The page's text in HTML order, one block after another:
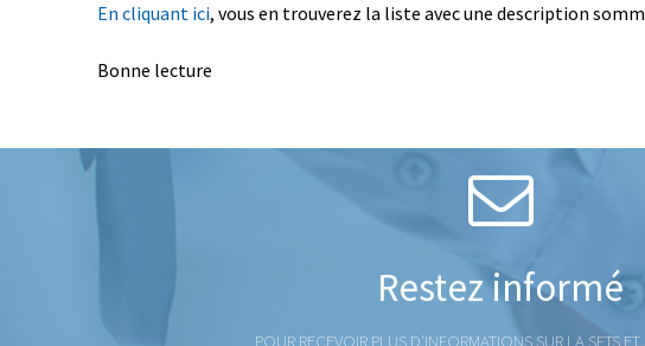
En cliquant ici, vous en trouverez la liste avec une description
Bonne lecture
Restez informé
POUR RECEVOIR PLUS D'INFORMATIONS SUR LA SFTS ET